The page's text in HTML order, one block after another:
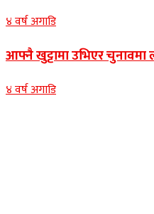
४ वर्ष अगाडि
आफ्नै खुट्टामा उभिएर चुनावमा
४ वर्ष अगाडि